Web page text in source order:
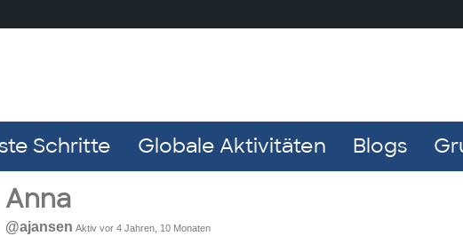
Schritte Globale Aktivitäten Blogs
Anna
@ajansen Aktiv vor 4 Jahren, 10 Monaten